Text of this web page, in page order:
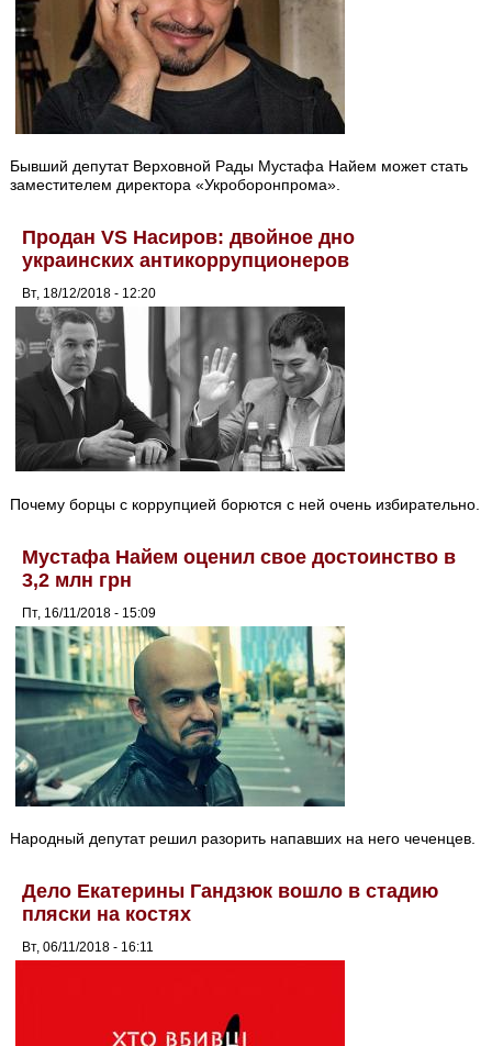
Бывший депутат Верховной Рады Мустафа Найем может стать
заместителем директора «Укроборонпрома».
Продан VS Насиров: двойное дно
украинских антикоррупционеров
Вт, 18/12/2018 - 12:20
Почему борцы с коррупцией борются с ней очень избирательно.
Мустафа Найем оценил свое достоинство в
3,2 млн грн
Пт, 16/11/2018 - 15:09
Народный депутат решил разорить напавших на него чеченцев.
Дело Екатерины Гандзюк вошло в стадию
пляски на костях
Вт, 06/11/2018 - 16:11